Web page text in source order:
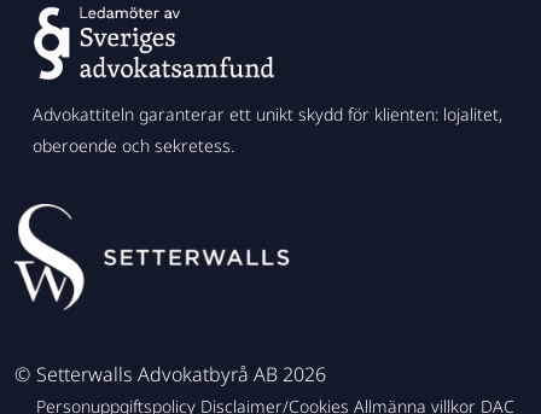
Advokattiteln garanterar ett unikt skydd för klienten: lojalitet,
oberoende och sekretess.
© Setterwalls Advokatbyrå AB 2026
Personuppgiftspolicy Disclaimer/Cookies Allmänna villkor DAC